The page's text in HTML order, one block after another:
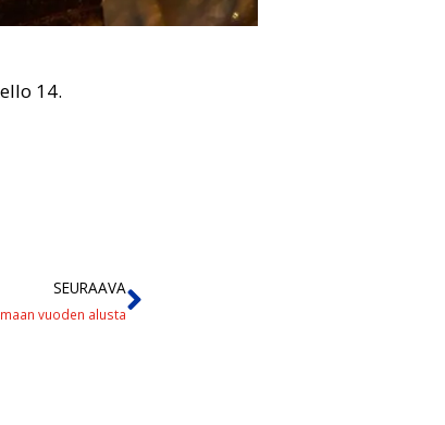
14.
SEURAAVA
vuoden alusta